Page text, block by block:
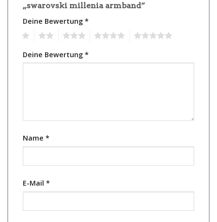
„swarovski millenia armband“
Deine Bewertung *
Deine Bewertung *
Name *
E-Mail *